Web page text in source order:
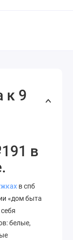
к 9
в
в спб
«дом быта
белые,